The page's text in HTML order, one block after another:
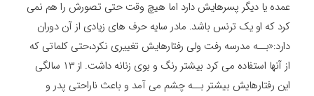
عمده یا دیگر پسرهایش دارد اما هیچ وقت حتی تصورش را هم نمی
کرد که او یک ترنس باشد. مادر سایه حرف های زیادی از آن دوران
دارد:«بــه مدرسه رفت ولی رفتارهایش تغییری نکرد،حتی کلماتی که
از آنها استفاده می کرد بیشتر رنگ و بوی زنانه داشت. از ۱۳ سالگی
این رفتارهایش بیشتر بــه چشم می آمد و باعث ناراحتی پدر و